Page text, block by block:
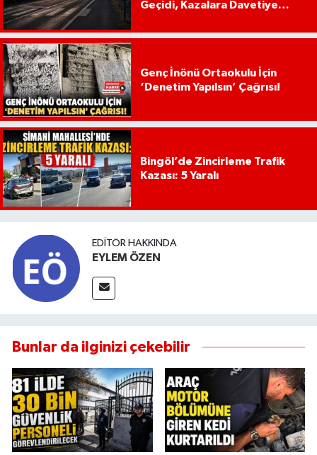
Geçidi, Kazalara Davetiye
Genç İnönü Ortaokulu İçin
‘Denetim Yapılsın’ Çağrısı!
Bingöl’de Zincirleme Trafik
Kazası: 5 Yaralı
EDITÖR HAKKINDA
EYLEM ÖZEN
Bunlar da ilginizi çekebilir